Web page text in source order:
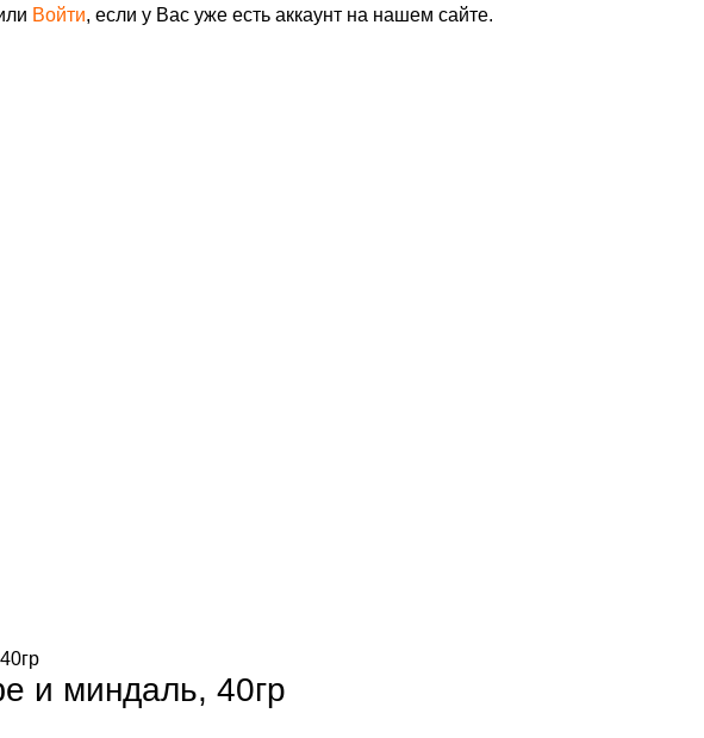
Войти, если у Вас уже есть аккаунт на нашем сайте.
и миндаль, 40гр